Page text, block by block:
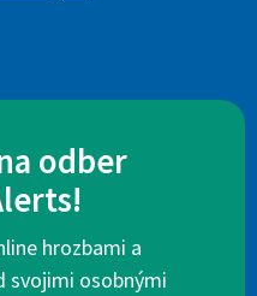
odber
hrozbami a
svojimi osobnými